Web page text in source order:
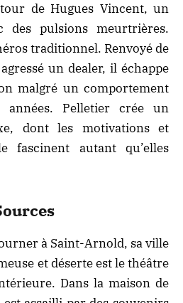
de Hugues Vincent, un
des pulsions meurtrières.
traditionnel. Renvoyé de
un dealer, il échappe
malgré un comportement
années. Pelletier crée un
dont les motivations et
fascinent autant qu’elles
à Saint-Arnold, sa ville
et déserte est le théâtre
Dans la maison de